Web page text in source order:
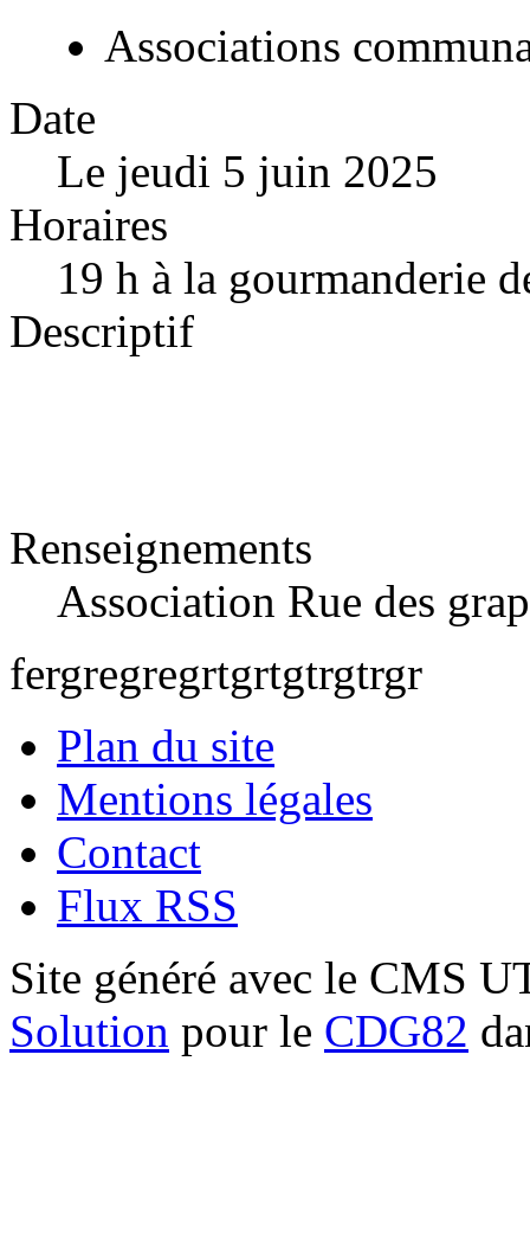
Associations
Date
Le jeudi 5 juin 2025
Horaires
19 h à la gourmanderie
Descriptif
Renseignements
Association Rue des
fergregregrtgrtgtrgtrgr
Plan du site
Mentions légales
Contact
Flux RSS
Site généré avec le CMS
Solution pour le CDG82